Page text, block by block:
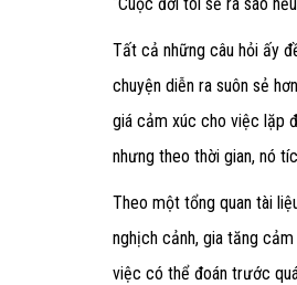
Tất cả những câu hỏi ấy
chuyện diễn ra suôn sẻ
giá cảm xúc cho việc lặp
nhưng theo thời gian, nó
Theo một tổng quan tài
nghịch cảnh, gia tăng
việc có thể đoán trước